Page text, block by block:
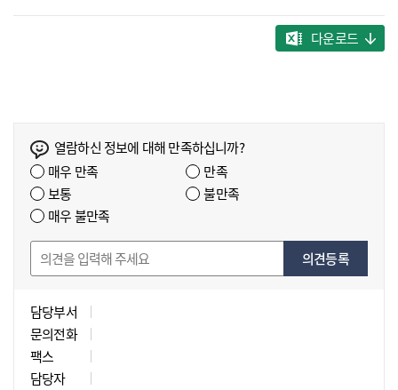
다운로드
열람하신 정보에 대해 만족하십니까?
매우 만족
만족
보통
불만족
매우 불만족
의견등록
담당부서
문의전화
팩스
담당자